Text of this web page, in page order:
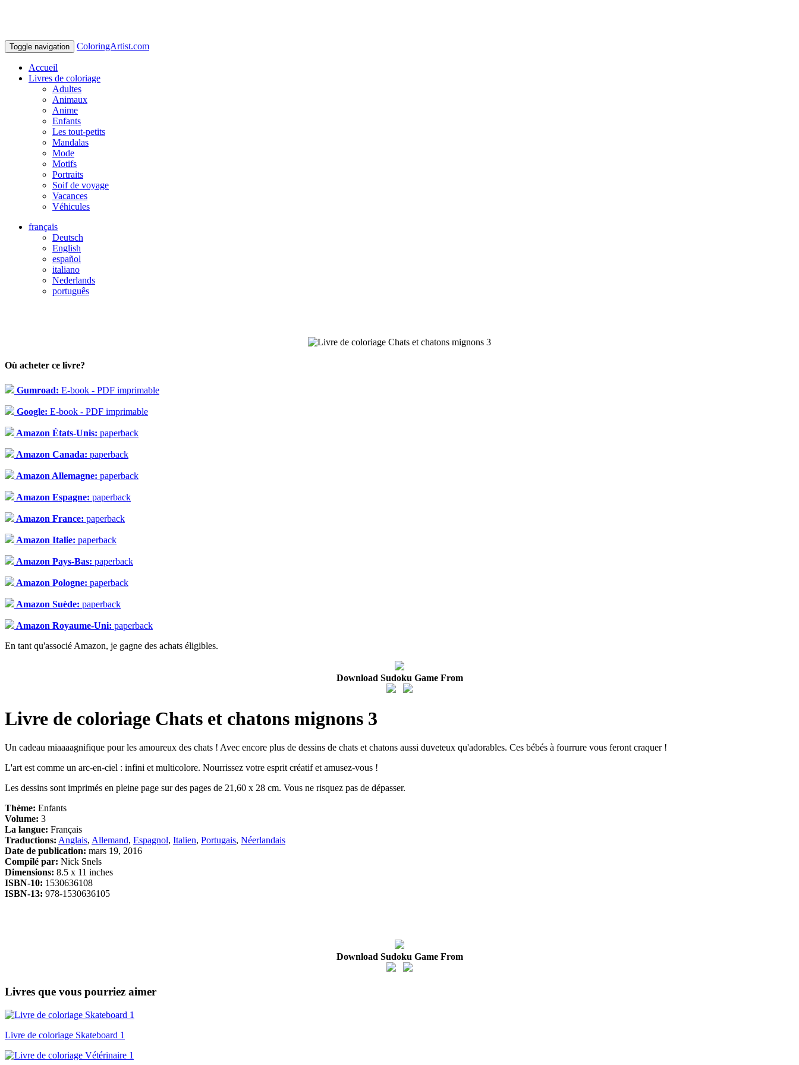
Toggle navigation ColoringArtist.com
Accueil
Livres de coloriage
Adultes
Animaux
Anime
Enfants
Les tout-petits
Mandalas
Mode
Motifs
Portraits
Soif de voyage
Vacances
Véhicules
français
Deutsch
English
español
italiano
Nederlands
português
Où acheter ce livre?
Gumroad: E-book - PDF imprimable
Google: E-book - PDF imprimable
Amazon États-Unis: paperback
Amazon Canada: paperback
Amazon Allemagne: paperback
Amazon Espagne: paperback
Amazon France: paperback
Amazon Italie: paperback
Amazon Pays-Bas: paperback
Amazon Pologne: paperback
Amazon Suède: paperback
Amazon Royaume-Uni: paperback
En tant qu'associé Amazon, je gagne des achats éligibles.
Download Sudoku Game From
Livre de coloriage Chats et chatons mignons 3
Un cadeau miaaaagnifique pour les amoureux des chats ! Avec encore plus de dessins de chats et chatons aussi duveteux qu'adorables. Ces bébés à fourrure vous feront craquer !
L'art est comme un arc-en-ciel : infini et multicolore. Nourrissez votre esprit créatif et amusez-vous !
Les dessins sont imprimés en pleine page sur des pages de 21,60 x 28 cm. Vous ne risquez pas de dépasser.
Thème: Enfants
Volume: 3
La langue: Français
Traductions: Anglais, Allemand, Espagnol, Italien, Portugais, Néerlandais
Date de publication: mars 19, 2016
Compilé par: Nick Snels
Dimensions: 8.5 x 11 inches
ISBN-10: 1530636108
ISBN-13: 978-1530636105
Download Sudoku Game From
Livres que vous pourriez aimer
Livre de coloriage Skateboard 1